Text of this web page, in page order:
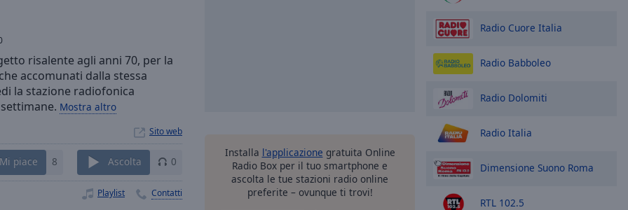
risalente agli anni 70, per la
accomunati dalla stessa
la stazione radiofonica
Mostra altro
Sito web
Mi piace 8 Ascolta 0
Playlist Contatti
Installa l'applicazione gratuita Online
Radio Box per il tuo smartphone e
ascolta le tue stazioni radio online
preferite – ovunque ti trovi!
Radio Cuore Italia
Radio Babboleo
Radio Dolomiti
Radio Italia
Dimensione Suono Roma
RTL 102.5